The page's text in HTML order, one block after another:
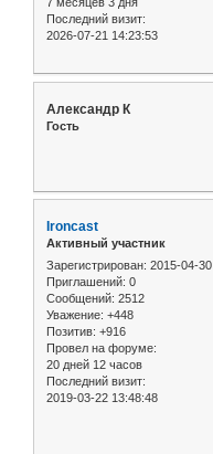
Последний визит:
2026-07-21 14:23:53
Александр К
Гость
Ironcast
Активный участник
Зарегистрирован: 2015-04-30
Приглашений: 0
Сообщений: 2512
Уважение: +448
Позитив: +916
Провел на форуме:
20 дней 12 часов
Последний визит:
2019-03-22 13:48:48